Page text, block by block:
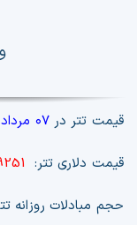
قیمت تتر در۰۷ مرداد ۱۴۰۵
قیمت دلاری تتر:
حجم مبادلات روزانه